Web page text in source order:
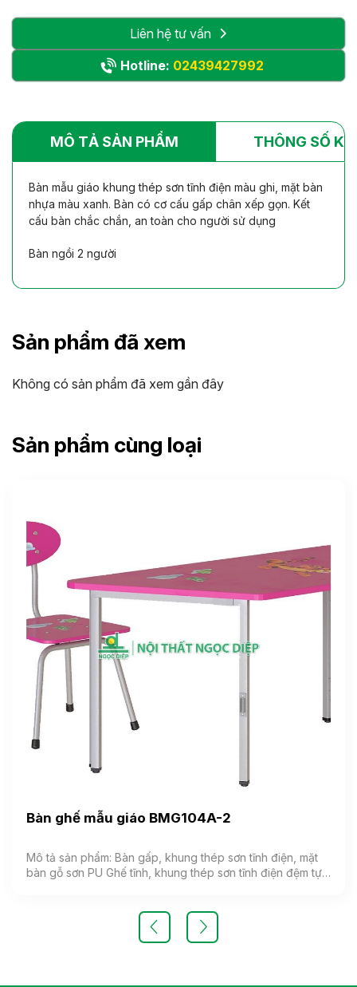
Liên hệ tư vấn
Hotline: 02439427992
MÔ TẢ SẢN PHẨM THÔNG SỐ
Bàn mẫu giáo khung thép sơn tĩnh điện màu ghi, mặt bàn
nhựa màu xanh. Bàn có cơ cấu gấp chân xếp gọn. Kết
cấu bàn chắc chắn, an toàn cho người sử dụng
Bàn ngồi 2 người
Sản phẩm đã xem
Không có sản phẩm đã xem gần đây
Sản phẩm cùng loại
Bàn ghế mẫu giáo BMG104A-2
Mô tả sản phẩm: Bàn gấp, khung thép sơn tĩnh điện, mặt
bàn gỗ sơn PU Ghế tĩnh, khung thép sơn tĩnh điện đệm tựa